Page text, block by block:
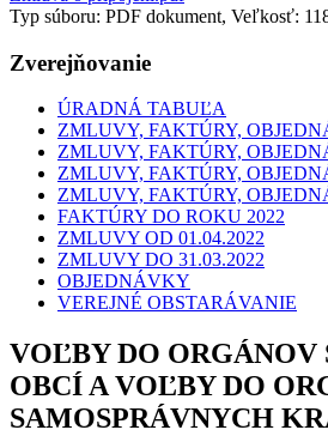
Typ súboru: PDF dokument, Veľkosť:
Zverejňovanie
ÚRADNÁ TABUĽA
ZMLUVY, FAKTÚRY,
ZMLUVY, FAKTÚRY,
ZMLUVY, FAKTÚRY,
ZMLUVY, FAKTÚRY,
FAKTÚRY DO ROKU 2022
ZMLUVY OD 01.04.2022
ZMLUVY DO 31.03.2022
OBJEDNÁVKY
VEREJNÉ OBSTARÁVANIE
VOĽBY DO ORGÁNOV
OBCÍ A VOĽBY DO
SAMOSPRÁVNYCH